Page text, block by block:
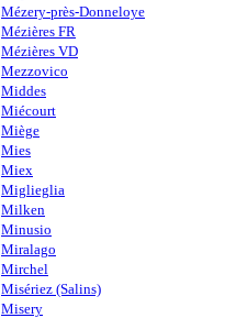
Mézery-près-Donneloye
Mézières FR
Mézières VD
Mezzovico
Middes
Miécourt
Miège
Mies
Miex
Miglieglia
Milken
Minusio
Miralago
Mirchel
Misériez (Salins)
Misery